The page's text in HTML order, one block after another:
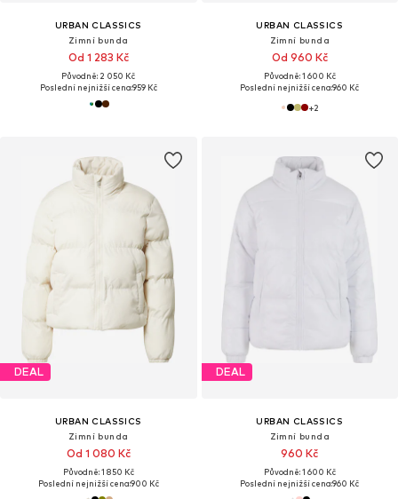
URBAN CLASSICS
Zimní bunda
Od 1 283 Kč
Původně: 2 050 Kč
Poslední nejnižší cena:959 Kč
URBAN CLASSICS
Zimní bunda
Od 960 Kč
Původně: 1 600 Kč
Poslední nejnižší cena:960 Kč
+2
DEAL
URBAN CLASSICS
Zimní bunda
Od 1 080 Kč
Původně: 1 850 Kč
Poslední nejnižší cena:900 Kč
DEAL
URBAN CLASSICS
Zimní bunda
960 Kč
Původně: 1 600 Kč
Poslední nejnižší cena:960 Kč